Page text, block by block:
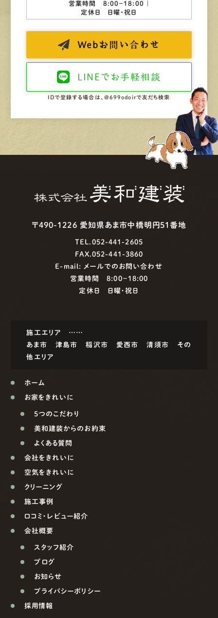
営業時間 8:00−18:00 ｜
定休日 日曜・祝日
Web お問い合わせ
LINEで お手軽相談
IDで登録する場合は、@699odoirで友だち検索
〒490-1226 愛知県あま市中橋明円51番地
TEL.052-441-2605
FAX.052-441-3860
E-mail: メールでのお問い合わせ
営業時間 8:00−18:00
定休日 日曜・祝日
施工エリア ……
あま市
津島市 稲沢市 愛西市 清須市
その
他エリア
ホーム
お家をきれいに
5つのこだわり
美和建装からのお約束
よくある質問
会社をきれいに
空気をきれいに
クリーニング
施工事例
口コミ・レビュー紹介
会社概要
スタッフ紹介
ブログ
お知らせ
プライバシーポリシー
採用情報